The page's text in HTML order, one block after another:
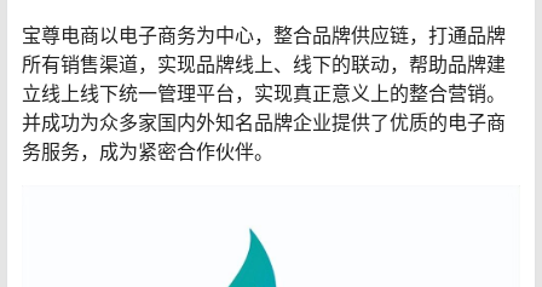
宝尊电商以电子商务为中心，整合品牌供应链，打通品牌
所有销售渠道，实现品牌线上、线下的联动，帮助品牌建
立线上线下统一管理平台，实现真正意义上的整合营销。
并成功为众多家国内外知名品牌企业提供了优质的电子商
务服务，成为紧密合作伙伴。